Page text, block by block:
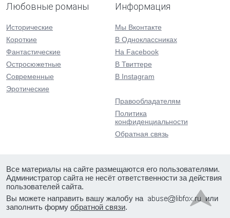
Любовные романы
Исторические
Короткие
Фантастические
Остросюжетные
Современные
Эротические
Информация
Мы Вконтакте
В Одноклассниках
На Facebook
В Твиттере
В Instagram
Правообладателям
Политика
конфиденциальности
Обратная связь
Все материалы на сайте размещаются его пользователями.
Администратор сайта не несёт ответственности за действия
пользователей сайта.
Вы можете направить вашу жалобу на
или
заполнить форму обратной связи.